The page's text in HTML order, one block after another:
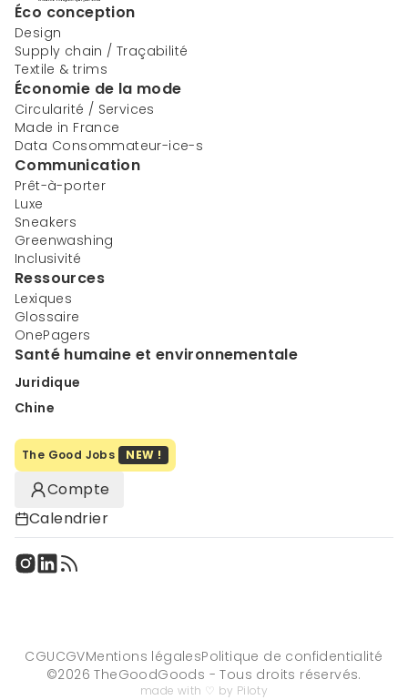
Éco conception
Design
Supply chain / Traçabilité
Textile & trims
Économie de la mode
Circularité / Services
Made in France
Data Consommateur-ice-s
Communication
Prêt-à-porter
Luxe
Sneakers
Greenwashing
Inclusivité
Ressources
Lexiques
Glossaire
OnePagers
Santé humaine et environnementale
Juridique
Chine
The Good Jobs NEW !
Compte
Calendrier
CGUCGVMentions légalesPolitique de confidentialité
©2026 TheGoodGoods - Tous droits réservés.
made with ♡ by Piloty